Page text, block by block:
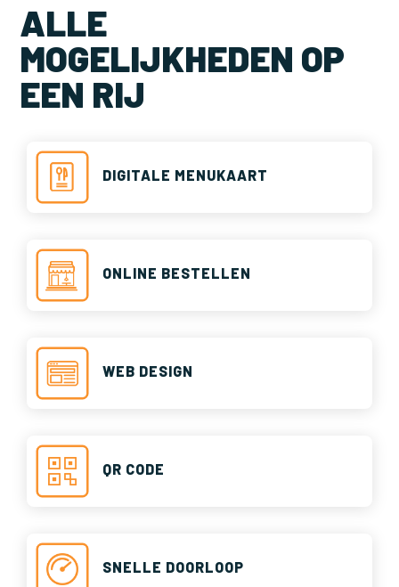
ALLE
MOGELIJKHEDEN OP
EEN RIJ
DIGITALE MENUKAART
ONLINE BESTELLEN
WEB DESIGN
QR CODE
SNELLE DOORLOOP